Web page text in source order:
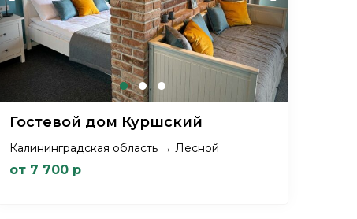
Гостевой дом Куршский
Калининградская область → Лесной
от 7 700 р